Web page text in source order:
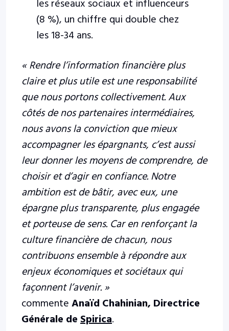
les réseaux sociaux et influenceurs
(8 %), un chiffre qui double chez
les 18-34 ans.
« Rendre l’information financière plus
claire et plus utile est une responsabilité
que nous portons collectivement. Aux
côtés de nos partenaires intermédiaires,
nous avons la conviction que mieux
accompagner les épargnants, c’est aussi
leur donner les moyens de comprendre, de
choisir et d’agir en confiance. Notre
ambition est de bâtir, avec eux, une
épargne plus transparente, plus engagée
et porteuse de sens. Car en renforçant la
culture financière de chacun, nous
contribuons ensemble à répondre aux
enjeux économiques et sociétaux qui
façonnent l’avenir. »
commenteAnaïd Chahinian, Directrice
Générale deSpirica.